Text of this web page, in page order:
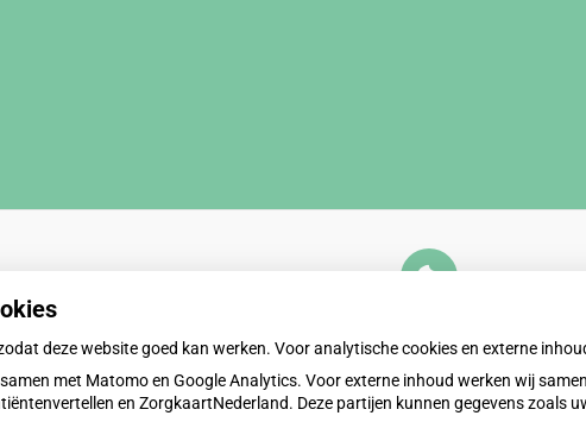
externe inhoud
die nodig is om dit te zien.
Cookie-instellingen wijzigen
deze website goed kan werken. Voor analytische cookies en externe
met Matomo en Google Analytics. Voor externe inhoud werken wij
en ZorgkaartNederland. Deze partijen kunnen gegevens zoals